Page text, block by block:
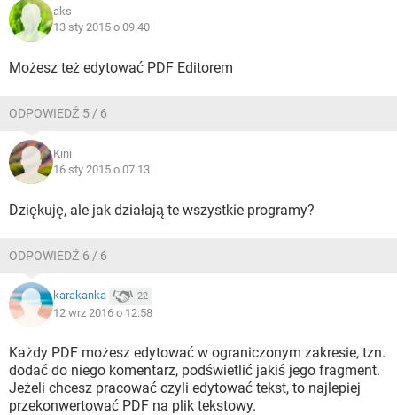
aks
13 sty 2015 o 09:40
Możesz też edytować PDF Editorem
ODPOWIEDŹ 5 / 6
Kini
16 sty 2015 o 07:13
Dziękuję, ale jak działają te wszystkie programy?
ODPOWIEDŹ 6 / 6
karakanka 22
12 wrz 2016 o 12:58
Każdy PDF możesz edytować w ograniczonym zakresie, tzn.
dodać do niego komentarz, podświetlić jakiś jego fragment.
Jeżeli chcesz pracować czyli edytować tekst, to najlepiej
przekonwertować PDF na plik tekstowy.